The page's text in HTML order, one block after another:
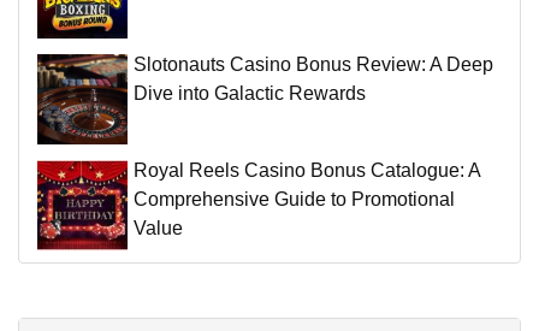
Slotonauts Casino Bonus Review: A Deep
Dive into Galactic Rewards
Royal Reels Casino Bonus Catalogue: A
Comprehensive Guide to Promotional
Value